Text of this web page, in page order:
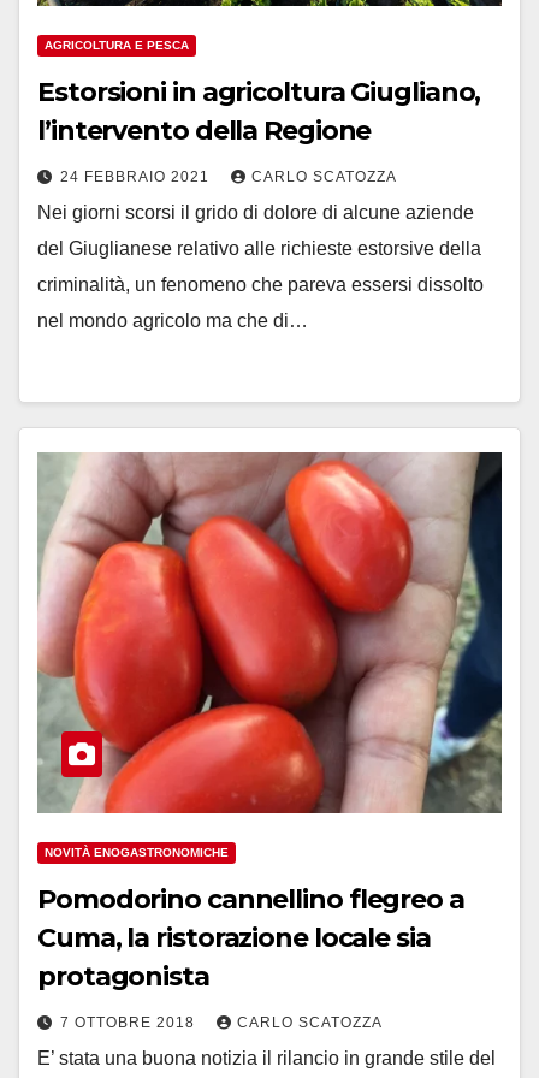
AGRICOLTURA E PESCA
Estorsioni in agricoltura Giugliano,
l’intervento della Regione
24 FEBBRAIO 2021 CARLO SCATOZZA
Nei giorni scorsi il grido di dolore di alcune aziende
del Giuglianese relativo alle richieste estorsive della
criminalità, un fenomeno che pareva essersi dissolto
nel mondo agricolo ma che di…
NOVITÀ ENOGASTRONOMICHE
Pomodorino cannellino flegreo a
Cuma, la ristorazione locale sia
protagonista
7 OTTOBRE 2018 CARLO SCATOZZA
E’ stata una buona notizia il rilancio in grande stile del